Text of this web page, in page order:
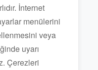
İnternet
menülerini
veya
uyarı
Çerezleri